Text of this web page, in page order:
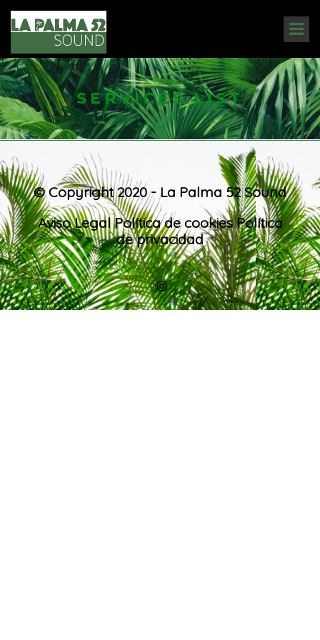
SERVICES LIST
© Copyright 2020 - La Palma 52 Sound
Aviso Legal Política de cookies Política
de privacidad